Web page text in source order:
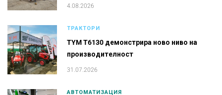
4.08.2026
ТРАКТОРИ
TYM T6130 демонстрира ново ниво на
производителност
31.07.2026
АВТОМАТИЗАЦИЯ